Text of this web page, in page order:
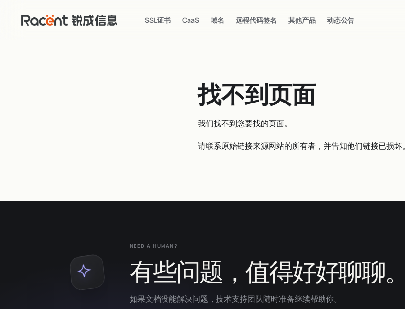
SSL证书 CaaS 域名 远程代码签名 其他产品 动态公告
找不到页面
我们找不到您要找的页面。
请联系原始链接来源网站的所有者，并告知他们链接已损坏。
NEED A HUMAN?
有些问题，值得好好聊聊。
如果文档没能解决问题，技术支持团队随时准备继续帮助你。